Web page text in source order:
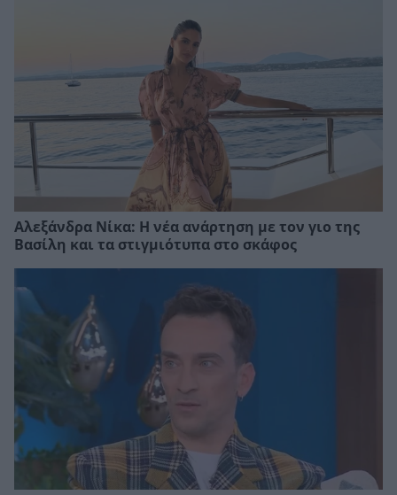
Αλεξάνδρα Νίκα: Η νέα ανάρτηση με τον γιο της
Βασίλη και τα στιγμιότυπα στο σκάφος